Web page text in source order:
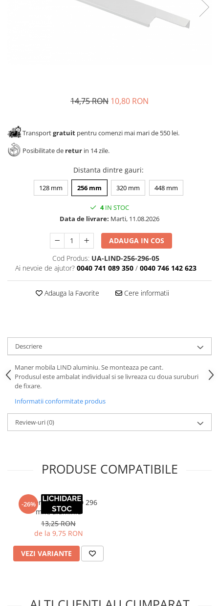
Solutii de curatat & adezivi
14,75 RON 10,80 RON
Transportgratuit pentru comenzi mai mari de 550 lei.
Posibilitate de retur in 14 zile.
Distanta dintre gauri:
128 mm 256 mm 320 mm 448 mm
4IN STOC
Data de livrare: Marti, 11.08.2026
ADAUGA IN COS
Cod Produs: UA-LIND-256-296-05
Ai nevoie de ajutor? 0040 741 089 350 / 0040 746 142 623
Adauga la Favorite Cere informatii
Descriere
Maner mobila LIND aluminiu. Se monteaza pe cant.
Produsul este ambalat individual si se livreaza cu doua suruburi
de fixare.
Informatii conformitate produs
Review-uri(0)
PRODUSE COMPATIBILE
-26%
Maner mobila LIND 296
mm, aluminiu
13,25 RON
de la 9,75 RON
VEZI VARIANTE